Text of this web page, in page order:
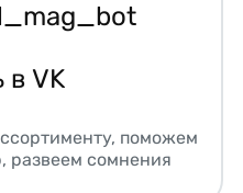
в VK
поможем
развеем сомнения